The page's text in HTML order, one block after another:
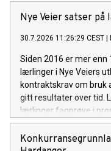
Nye Veier satser
30.7.2026 11:26:29 CEST
Siden 2016 er mer
lærlinger i Nye Veiers
kontraktskrav om
gitt resultater over tid.
lærlinger fagprøve i
Lindesnes, Agder.